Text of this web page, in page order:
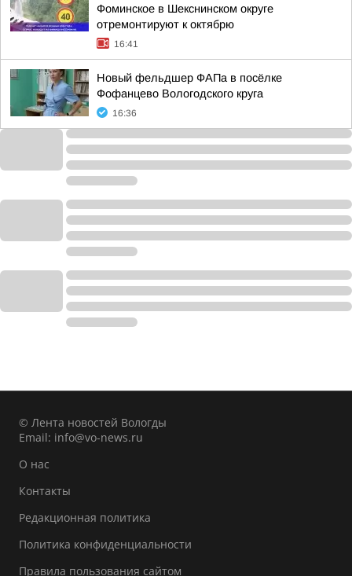
Фоминское в Шекснинском округе
отремонтируют к октябрю
16:41
Новый фельдшер ФАПа в посёлке
Фофанцево Вологодского круга
16:36
© Лента новостей Вологды
Email: info@vo-news.ru
О нас
Контакты
Редакционная политика
Политика конфиденциальности
Правила пользования сайтом